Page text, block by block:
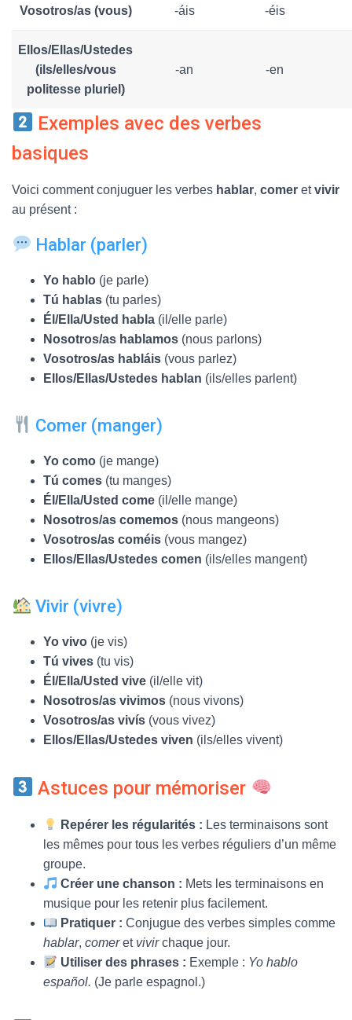
Vosotros/as (vous) -áis -éis
Ellos/Ellas/Ustedes
(ils/elles/vous
politesse pluriel)
-an -en
Exemples avec des verbes
basiques
Voici comment conjuguer les verbes hablar, comer etvivir
au présent :
Hablar (parler)
Yo hablo (je parle)
Tú hablas (tu parles)
Él/Ella/Usted habla (il/elle parle)
Nosotros/as hablamos (nous parlons)
Vosotros/as habláis (vous parlez)
Ellos/Ellas/Ustedes hablan (ils/elles parlent)
Comer (manger)
Yo como (je mange)
Tú comes (tu manges)
Él/Ella/Usted come (il/elle mange)
Nosotros/as comemos (nous mangeons)
Vosotros/as coméis (vous mangez)
Ellos/Ellas/Ustedes comen (ils/elles mangent)
Vivir (vivre)
Yo vivo (je vis)
Tú vives (tu vis)
Él/Ella/Usted vive (il/elle vit)
Nosotros/as vivimos (nous vivons)
Vosotros/as vivís (vous vivez)
Ellos/Ellas/Ustedes viven (ils/elles vivent)
Astuces pour mémoriser
Repérer les régularités : Les terminaisons sont
les mêmes pour tous les verbes réguliers d’un même
groupe.
Créer une chanson : Mets les terminaisons en
musique pour les retenir plus facilement.
Pratiquer : Conjugue des verbes simples comme
hablar, comeret vivirchaque jour.
Utiliser des phrases : Exemple : Yo hablo
español. (Je parle espagnol.)